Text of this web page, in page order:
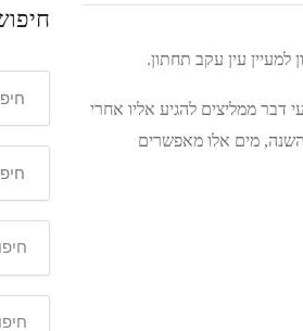
עין עקב תחתון.
דבר ממליצים להגיע אליו אחרי
מים אלו מאפשרים